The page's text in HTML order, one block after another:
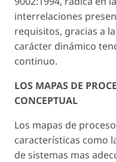
interrelaciones
requisitos, gracias a
carácter dinámico
continuo.
LOS MAPAS DE
CONCEPTUAL
Los mapas de
características como
de sistemas mas